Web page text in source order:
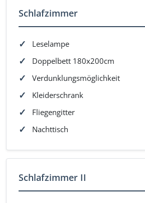
Schlafzimmer
Leselampe
Doppelbett 180x200cm
Verdunklungsmöglichkeit
Kleiderschrank
Fliegengitter
Nachttisch
Schlafzimmer II